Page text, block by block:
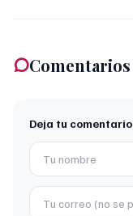
Comentarios
Deja tu comentario